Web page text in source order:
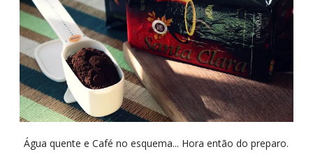
Água quente e Café no esquema... Hora então do preparo.